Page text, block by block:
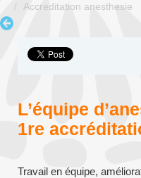
Accreditation anesthesie
L’équipe
1re
Travail en équipe,